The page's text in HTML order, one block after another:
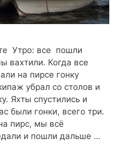
Утро: все пошли
вахтили. Когда все
на пирсе гонку
убрал со столов и
Яхты спустились и
были гонки, всего три.
пирс, мы всё
и пошли дальше …